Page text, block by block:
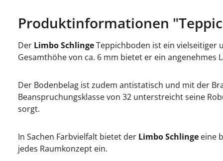
Produktinformationen
Der Limbo SchlingeTeppichboden ist ein vielseitiger
Gesamthöhe von ca. 6 mm bietet er ein angenehmes
Der Bodenbelag ist zudem antistatisch und mit der
Beanspruchungsklasse von 32 unterstreicht seine
sorgt.
In Sachen Farbvielfalt bietet der Limbo Schlinge eine
jedes Raumkonzept ein.